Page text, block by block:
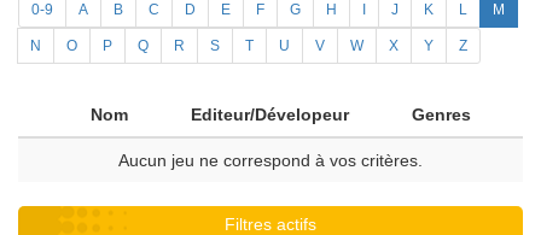
0-9 A B C D E F G H J K L M
N O P Q R S T U V W X Y Z
Nom Editeur/Dévelopeur Genres
Aucun jeu ne correspond à vos critères.
Filtres actifs